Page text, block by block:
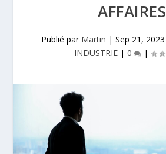
AFFAIRES
Publié par Martin | Sep 21, 2023
INDUSTRIE | 0 |